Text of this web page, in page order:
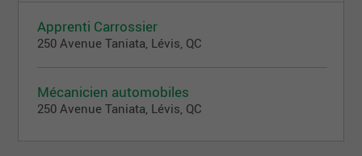
Apprenti Carrossier
250 Avenue Taniata, Lévis, QC
Mécanicien automobiles
250 Avenue Taniata, Lévis, QC